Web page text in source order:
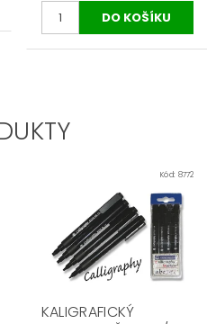
Kód: 8772
KALIGRAFICKÝ